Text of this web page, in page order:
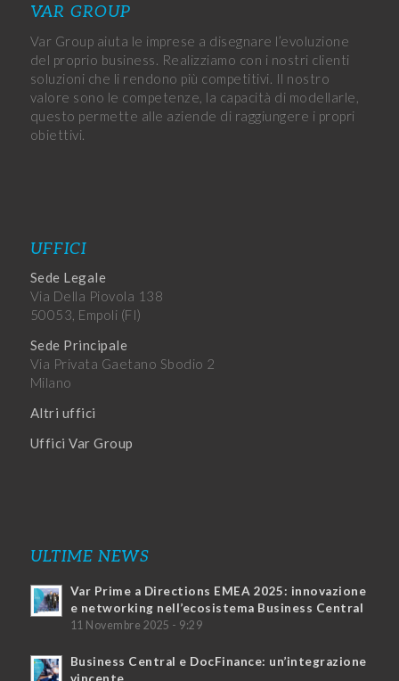
VAR GROUP
Var Group aiuta le imprese a disegnare l’evoluzione
del proprio business. Realizziamo con i nostri clienti
soluzioni che li rendono più competitivi. Il nostro
valore sono le competenze, la capacità di modellarle,
questo permette alle aziende di raggiungere i propri
obiettivi.
UFFICI
Sede Legale
Via Della Piovola 138
50053, Empoli (FI)
Sede Principale
Via Privata Gaetano Sbodio 2
Milano
Altri uffici
Uffici Var Group
ULTIME NEWS
Var Prime a Directions EMEA 2025: innovazione
e networking nell’ecosistema Business Central
11 Novembre 2025 - 9:29
Business Central e DocFinance: un’integrazione